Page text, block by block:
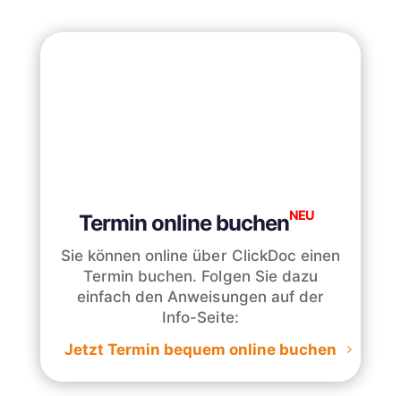
Termin online buchenNEU
Sie können online über ClickDoc einen
Termin buchen. Folgen Sie dazu
einfach den Anweisungen auf der
Info-Seite:
Jetzt Termin bequem online buchen